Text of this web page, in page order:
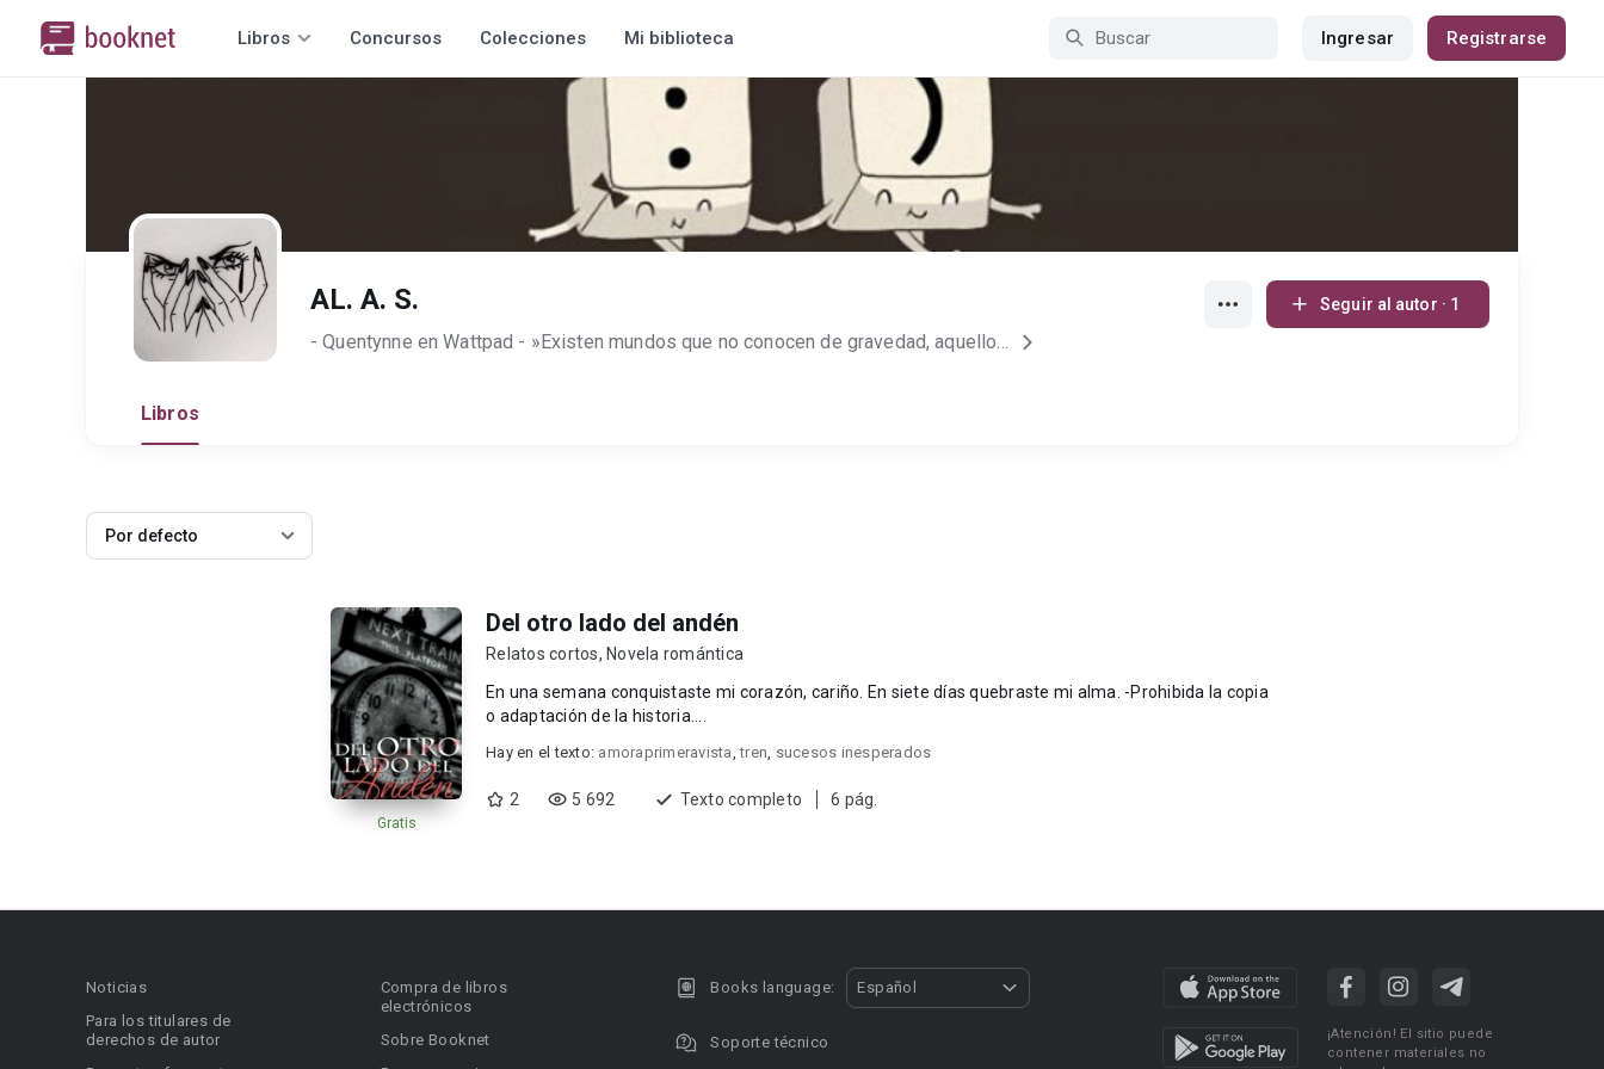
Libros Concursos Colecciones Mi biblioteca Ingresar Registrarse
AL. A. S.
- Quentynne en Wattpad - »Existen mundos que no conocen de gravedad, aquellos que sólo tu imaginación puede visitar, aquellos a los que justamente te quiero transportar.
Seguir al autor · 1
Libros
Por defecto
Gratis
Del otro lado del andén
Relatos cortos, Novela romántica
En una semana conquistaste mi corazón, cariño. En siete días quebraste mi alma. -Prohibida la copia
o adaptación de la historia....
Hay en el texto: amoraprimeravista,tren, sucesos inesperados
2 5 692 Texto completo 6 pág.
Noticias
Para los titulares de
derechos de autor
Compra de libros
electrónicos
Sobre Booknet
Books language: Español
Soporte técnico
¡Atención! El sitio puede
contener materiales no